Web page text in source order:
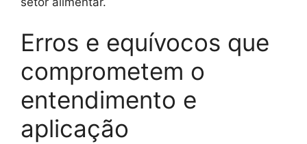
Erros e equívocos que
comprometem o
entendimento e
aplicação